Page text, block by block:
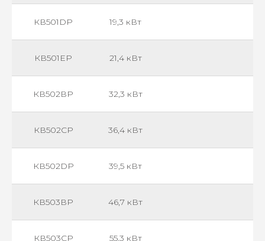
КВ501DР 19,3 кВт
КВ501EР 21,4 кВт
КВ502ВР 32,3 кВт
КВ502СР 36,4 кВт
КВ502DР 39,5 кВт
КВ503ВР 46,7 кВт
КВ503СР 55,3 кВт